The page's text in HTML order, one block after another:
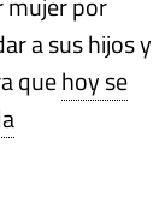
a sus hijos y
quehoy se